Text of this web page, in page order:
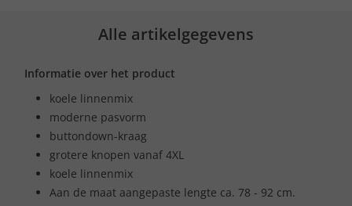
Alle artikelgegevens
Informatie over het product
koele linnenmix
moderne pasvorm
buttondown-kraag
grotere knopen vanaf 4XL
koele linnenmix
Aan de maat aangepaste lengte ca. 78 - 92 cm.